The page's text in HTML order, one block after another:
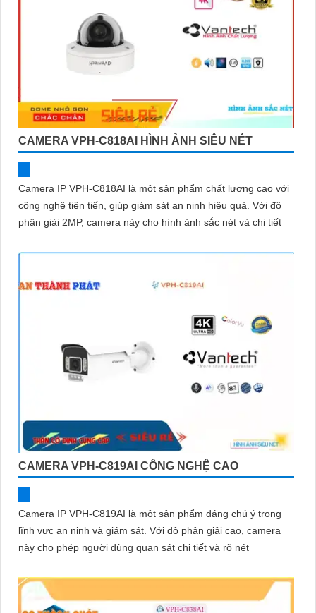
CAMERA VPH-C818AI HÌNH ẢNH SIÊU NÉT
Camera IP VPH-C818AI là một sản phẩm chất lượng cao với
công nghệ tiên tiến, giúp giám sát an ninh hiệu quả. Với độ
phân giải 2MP, camera này cho hình ảnh sắc nét và chi tiết
CAMERA VPH-C819AI CÔNG NGHỆ CAO
Camera IP VPH-C819AI là một sản phẩm đáng chú ý trong
lĩnh vực an ninh và giám sát. Với độ phân giải cao, camera
này cho phép người dùng quan sát chi tiết và rõ nét